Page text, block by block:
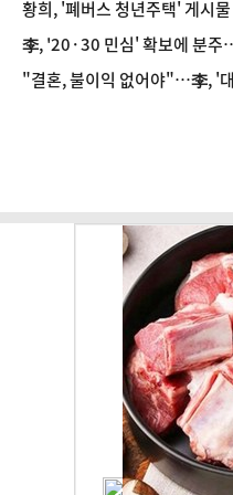
황희, '폐버스 청년주택' 게시
李, '20·30 민심' 확보에 분주
"결혼, 불이익 없어야"…李, '대